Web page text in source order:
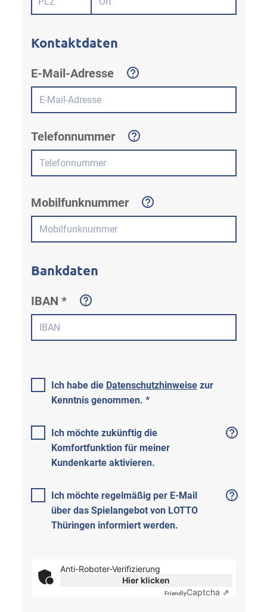
Kontaktdaten
E-Mail-Adresse
Telefonnummer
Mobilfunknummer
Bankdaten
IBAN *
Ich habe die Datenschutzhinweisezur
Kenntnis genommen. *
Ich möchte zukünftig die
Komfortfunktion für meiner
Kundenkarte aktivieren.
Ich möchte regelmäßig per E-Mail
über das Spielangebot von LOTTO
Thüringen informiert werden.
Anti-Roboter-Verifizierung
Hier klicken
FriendlyCaptcha ⇗